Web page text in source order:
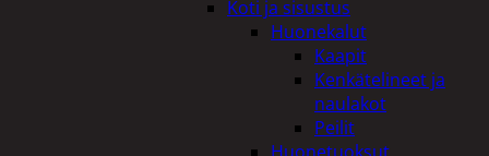
Koti ja sisustus
Huonekalut
Kaapit
Kenkätelineet ja
naulakot
Peilit